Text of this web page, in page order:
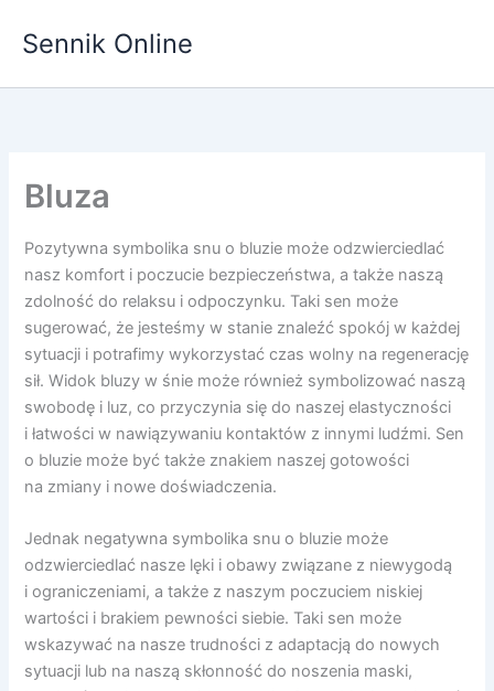
Sennik Online
Bluza
Pozytywna symbolika snu o bluzie może odzwierciedlać
nasz komfort i poczucie bezpieczeństwa, a także naszą
zdolność do relaksu i odpoczynku. Taki sen może
sugerować, że jesteśmy w stanie znaleźć spokój w każdej
sytuacji i potrafimy wykorzystać czas wolny na regenerację
sił. Widok bluzy w śnie może również symbolizować naszą
swobodę i luz, co przyczynia się do naszej elastyczności
i łatwości w nawiązywaniu kontaktów z innymi ludźmi. Sen
o bluzie może być także znakiem naszej gotowości
na zmiany i nowe doświadczenia.
Jednak negatywna symbolika snu o bluzie może
odzwierciedlać nasze lęki i obawy związane z niewygodą
i ograniczeniami, a także z naszym poczuciem niskiej
wartości i brakiem pewności siebie. Taki sen może
wskazywać na nasze trudności z adaptacją do nowych
sytuacji lub na naszą skłonność do noszenia maski,